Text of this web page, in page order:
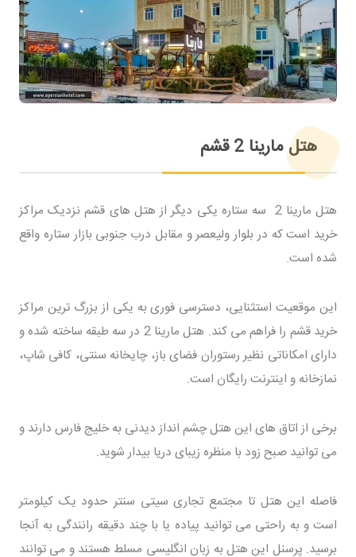
هتل مارینا 2 قشم
هتل مارینا 2 سه ستاره یکی دیگر از هتل های قشم نزدیک مراکز
خرید است که در بلوار ولیعصر و مقابل درب جنوبی بازار ستاره واقع
شده است.
این موقعیت استثنایی، دسترسی فوری به یکی از بزرگ ترین مراکز
خرید قشم را فراهم می کند. هتل مارینا 2 در سه طبقه ساخته شده و
دارای امکاناتی نظیر رستوران فضای باز، چایخانه سنتی، کافی شاپ،
نمازخانه و اینترنت رایگان است.
برخی از اتاق های این هتل چشم انداز دیدنی به خلیج فارس دارند و
می توانید صبح زود با منظره زیبای دریا بیدار شوید.
فاصله این هتل تا مجتمع تجاری سیتی سنتر حدود یک کیلومتر
است و به راحتی می توانید پیاده یا با چند دقیقه رانندگی به آنجا
برسید. پرسنل این هتل به زبان انگلیسی مسلط هستند و می توانند